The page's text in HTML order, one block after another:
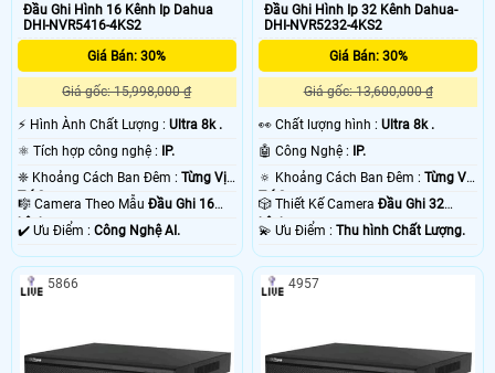
Đầu Ghi Hình 16 Kênh Ip Dahua
DHI-NVR5416-4KS2
Giá Bán: 30%
Giá gốc: 15,998,000 ₫
️⚡ Hình Ành Chất Lượng : Ultra 8k .
⚛️ Tích hợp công nghệ : IP.
❈ Khoảng Cách Ban Đêm : Từng Vị
Trí Camera .
🎼️ Camera Theo Mẫu Đầu Ghi 16
kênh.
️✔️ Ưu Điểm : Công Nghệ AI.
Đầu Ghi Hình Ip 32 Kênh Dahua-
DHI-NVR5232-4KS2
Giá Bán: 30%
Giá gốc: 13,600,000 ₫
️👀 Chất lượng hình :Ultra 8k .
🤖️ Công Nghệ : IP.
🔅 Khoảng Cách Ban Đêm :Từng Vị
Trí Camera .
🎲 Thiết Kế CameraĐầu Ghi 32
kênh.
️💫 Ưu Điểm :Thu hình Chất Lượng.
5866 4957